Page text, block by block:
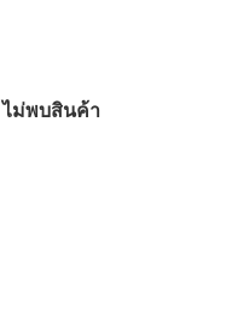
ไม่พบสินค้า